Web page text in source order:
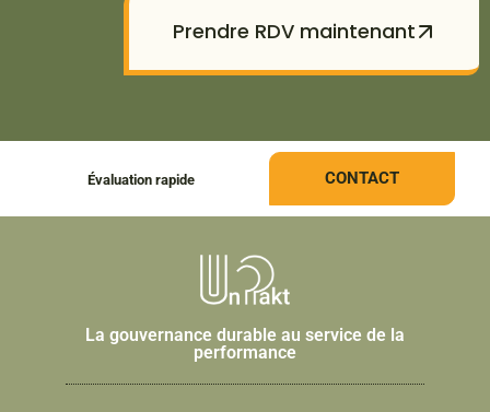
Prendre RDV maintenant
Évaluation rapide CONTACT
La gouvernance durable au service de la
performance